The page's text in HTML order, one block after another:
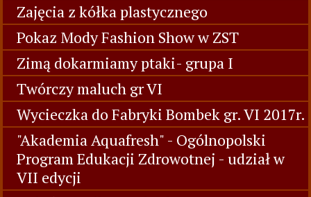
Zajęcia z kółka plastycznego
Pokaz Mody Fashion Show w ZST
Zimą dokarmiamy ptaki- grupa I
Twórczy maluch gr VI
Wycieczka do Fabryki Bombek gr. VI 2017r.
"Akademia Aquafresh" - Ogólnopolski
Program Edukacji Zdrowotnej - udział w
VII edycji